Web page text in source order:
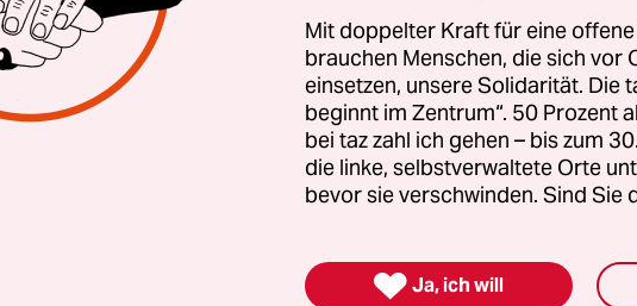
„unerwünschten“ Organisation erklärt. Zur Begründung
WWF werde „als Fassade für Projekte benutzt, die eine
die Sicherheit des Landes im wirtschaftlichen Bereich
Mit doppelter Kraft für eine
brauchen Menschen, die sich vor
einsetzen, unsere Solidarität. Die
beginnt im Zentrum“. 50 Prozent
bei taz zahl ich gehen – bis zum
die linke, selbstverwaltete Orte
bevor sie verschwinden. Sind Sie
 Ja, ich will